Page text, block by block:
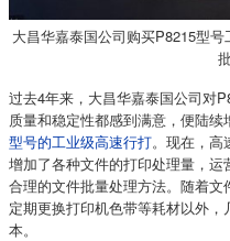
大昌华嘉泰国公司购买P8215型
过去4年来，大昌华嘉泰国公司对
质量和稳定性都感到满意，便陆
型号的工业级高速行打。现在，高
增加了各种文件的打印处理量，
合理的文件批量处理方法。随着
定期更换打印机色带等耗材以外
本。